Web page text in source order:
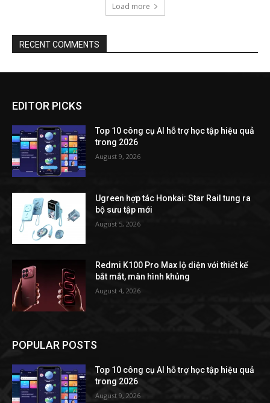
Load more
RECENT COMMENTS
EDITOR PICKS
Top 10 công cụ AI hỗ trợ học tập hiệu quả
trong 2026
August 9, 2026
Ugreen hợp tác Honkai: Star Rail tung ra
bộ sưu tập mới
August 5, 2026
Redmi K100 Pro Max lộ diện với thiết kế
bắt mắt, màn hình khủng
August 4, 2026
POPULAR POSTS
Top 10 công cụ AI hỗ trợ học tập hiệu quả
trong 2026
August 9, 2026